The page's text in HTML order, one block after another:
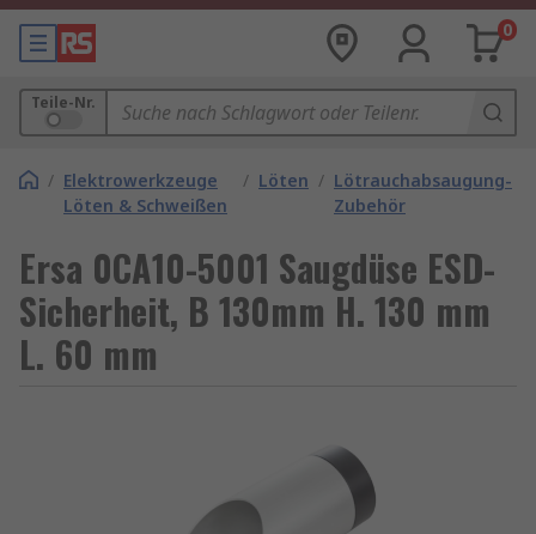
0
Teile-Nr.
/ Elektrowerkzeuge
Löten & Schweißen
/ Löten / Lötrauchabsaugung-
Zubehör
Ersa 0CA10-5001 Saugdüse ESD-
Sicherheit, B 130mm H. 130 mm
L. 60 mm